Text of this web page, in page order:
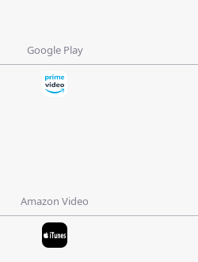
Google Play
Amazon Video